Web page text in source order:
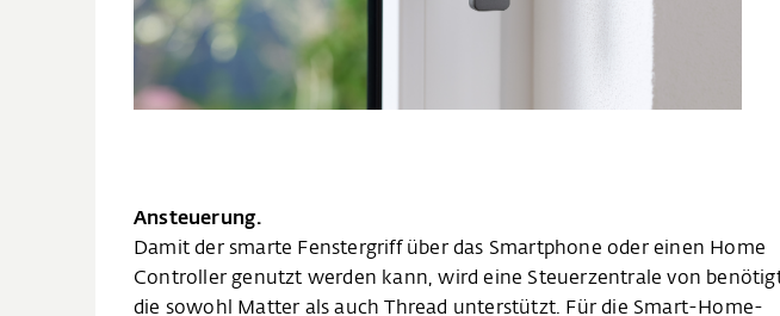
Ansteuerung.
Damit der smarte Fenstergriff über das Smartphone oder einen Home
Controller genutzt werden kann, wird eine Steuerzentrale von
die sowohl Matter als auch Thread unterstützt. Für die Smart-Home-